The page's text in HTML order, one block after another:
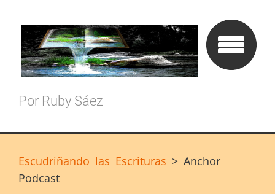
Por Ruby Sáez
Escudriñando las Escrituras > Anchor
Podcast